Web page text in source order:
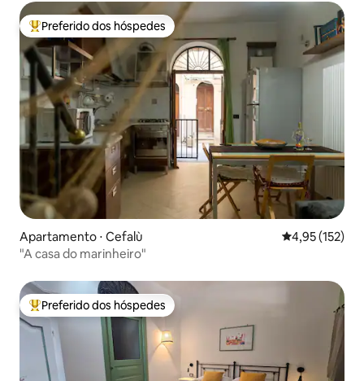
Entre os melhores preferidos dos hóspedes
Preferido dos hóspedes
Apartamento ⋅ Cefalù 4,95 de uma
4,95 (152)
"A casa do marinheiro"
Entre os melhores preferidos dos hóspedes
Preferido dos hóspedes